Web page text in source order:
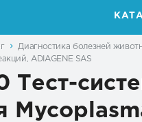
Диагностика болезней
ADIAGENE SAS
Тест-